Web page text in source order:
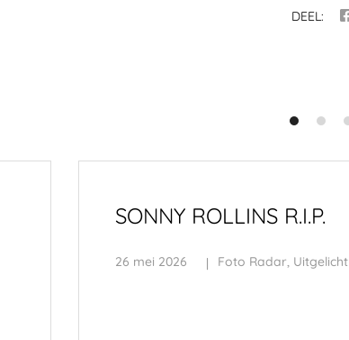
DEEL:
SONNY ROLLINS R.I.P.
26 mei 2026 Foto Radar, Uitgelicht